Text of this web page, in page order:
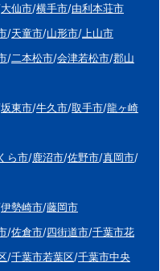
大仙市/横手市/由利本荘市
/天童市/山形市/ 上山市
/二本松市/会津若松市/郡山
坂東市/牛久市/取手市/龍ヶ崎
ら市/鹿沼市/佐野市/真岡市/
伊勢崎市/藤岡市
/佐倉市/四街道市/千葉市花
/千葉市若葉区/千葉市中央